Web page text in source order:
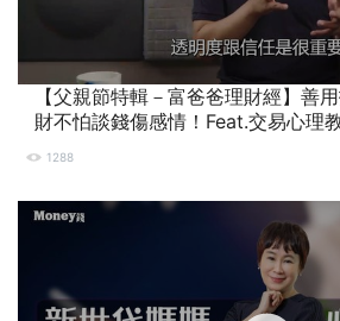
【父親節特輯－富爸爸理財經】善
財不怕談錢傷感情！Feat.交易心理
1288